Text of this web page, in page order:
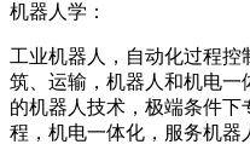
机器人学：
工业机器人，自动化过程控
筑、运输，机器人和机电一
的机器人技术，极端条件
程，机电一体化，服务机器